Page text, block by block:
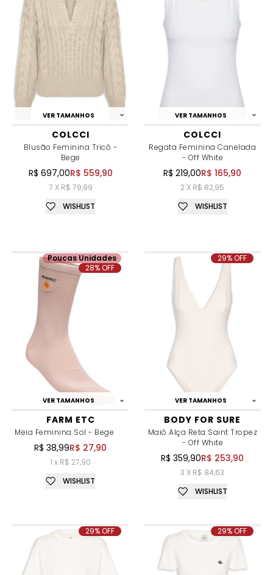
VER TAMANHOS
COLCCI
Blusão Feminina Tricô -
Bege
R$ 697,00R$ 559,90
7 X R$ 79,99
WISHLIST
VER TAMANHOS
COLCCI
Regata Feminina Canelada
- Off White
R$ 219,00R$ 165,90
2 X R$ 82,95
WISHLIST
VER TAMANHOS
FARM ETC
Meia Feminina Sol - Bege
R$ 38,99R$ 27,90
1 x R$ 27,90
Poucas Unidades
28% OFF
WISHLIST
VER TAMANHOS
BODY FOR SURE
Maiô Alça Reta Saint Tropez
- Off White
R$ 359,90R$ 253,90
3 X R$ 84,63
29% OFF
WISHLIST
29% OFF 29% OFF